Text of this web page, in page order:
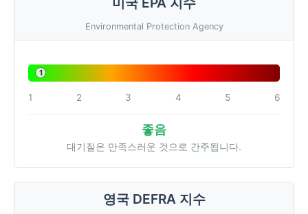
Environmental Protection Agency
1
1 2 3 4 5 6
좋음
대기질은 만족스러운 것으로 간주됩니다.
영국 DEFRA 지수